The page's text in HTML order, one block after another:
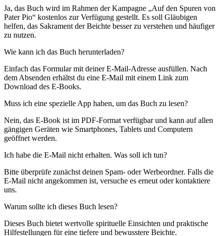
Ja, das Buch wird im Rahmen der Kampagne „Auf den Spuren von
Pater Pio“ kostenlos zur Verfügung gestellt. Es soll Gläubigen
helfen, das Sakrament der Beichte besser zu verstehen und häufiger
zu nutzen.
Wie kann ich das Buch herunterladen?
Einfach das Formular mit deiner E-Mail-Adresse ausfüllen. Nach
dem Absenden erhältst du eine E-Mail mit einem Link zum
Download des E-Books.
Muss ich eine spezielle App haben, um das Buch zu lesen?
Nein, das E-Book ist im PDF-Format verfügbar und kann auf allen
gängigen Geräten wie Smartphones, Tablets und Computern
geöffnet werden.
Ich habe die E-Mail nicht erhalten. Was soll ich tun?
Bitte überprüfe zunächst deinen Spam- oder Werbeordner. Falls die
E-Mail nicht angekommen ist, versuche es erneut oder kontaktiere
uns.
Warum sollte ich dieses Buch lesen?
Dieses Buch bietet wertvolle spirituelle Einsichten und praktische
Hilfestellungen für eine tiefere und bewusstere Beichte.